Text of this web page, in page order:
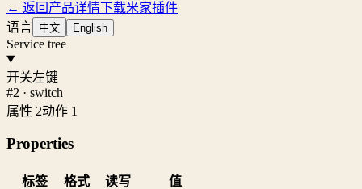
← 返回产品详情下载米家插件
语言 中文 English
Service tree
开关左键
#2 · switch
属性 2动作 1
Properties
标签 格式 读写
值